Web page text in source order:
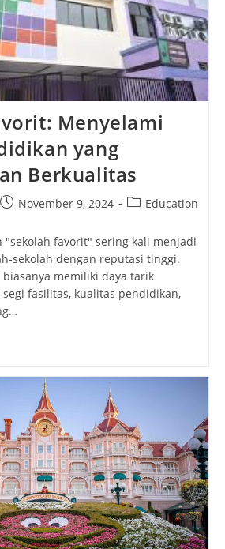
Menyelami
yang
Berkualitas
PostNovember 9, 2024
PostEducation
"sekolah favorit" sering kali menjadi
sekolah dengan reputasi tinggi.
memiliki daya tarik
fasilitas, kualitas pendidikan,